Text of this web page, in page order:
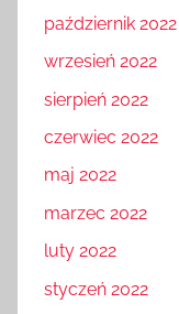
październik 2022
wrzesień 2022
sierpień 2022
czerwiec 2022
maj 2022
marzec 2022
luty 2022
styczeń 2022